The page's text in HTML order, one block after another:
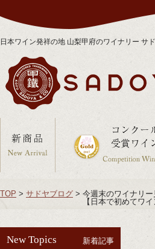
日本ワイン発祥の地 山梨甲府のワイナリー サ
TOP > サドヤブログ > 今週末のワイナリ
【日本で初めてワ
New Topics 新着記事